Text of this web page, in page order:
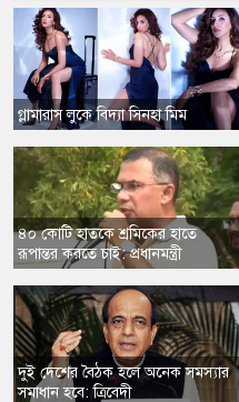
​গ্লামারাস লুকে বিদ্যা সিনহা মিম
​৪০ কোটি হাতকে শ্রমিকের হাতে
রূপান্তর করতে চাই: প্রধানমন্ত্রী
​দুই দেশের বৈঠক হলে অনেক সমস্যার
সমাধান হবে: ত্রিবেদী